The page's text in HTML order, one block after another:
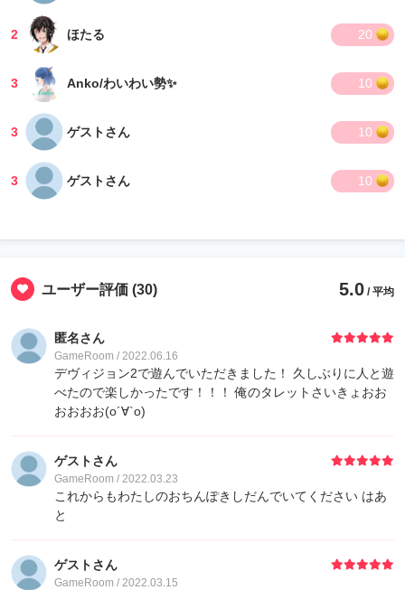
2 ほたる 20
3 Anko/わいわい勢✨ 10
3 ゲストさん 10
3 ゲストさん 10
ユーザー評価 (30) 5.0 / 平均
匿名さん
GameRoom / 2022.06.16
デヴィジョン2で遊んでいただきました！ 久しぶりに人と遊
べたので楽しかったです！！！ 俺のタレットさいきょおお
おおおお(о´∀`о)
ゲストさん
GameRoom / 2022.03.23
これからもわたしのおちんぽきしだんでいてください はあ
と
ゲストさん
GameRoom / 2022.03.15